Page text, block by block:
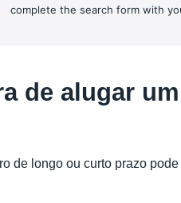
complete the search form with
de alugar
de longo ou curto prazo